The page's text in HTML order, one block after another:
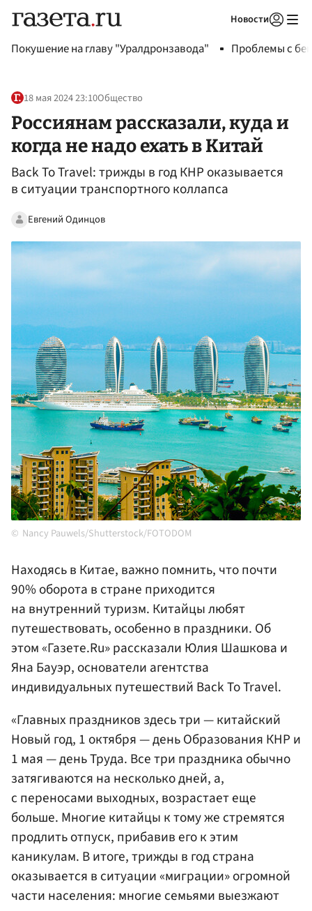
Новости
Покушение на главу "Уралдронзавода" Проблемы с
18 мая 2024 23:10Общество
Россиянам рассказали, куда и
когда не надо ехать в Китай
Back To Travel: трижды в год КНР оказывается
в ситуации транспортного коллапса
Евгений Одинцов
Nancy Pauwels/Shutterstock/FOTODOM
Находясь в Китае, важно помнить, что почти
90% оборота в стране приходится
на внутренний туризм. Китайцы любят
путешествовать, особенно в праздники. Об
этом «Газете.Ru» рассказали Юлия Шашкова и
Яна Бауэр, основатели агентства
индивидуальных путешествий Back To Travel.
«Главных праздников здесь три — китайский
Новый год, 1 октября — день Образования КНР и
1 мая — день Труда. Все три праздника обычно
затягиваются на несколько дней, а,
с переносами выходных, возрастает еще
больше. Многие китайцы к тому же стремятся
продлить отпуск, прибавив его к этим
каникулам. В итоге, трижды в год страна
оказывается в ситуации «миграции» огромной
части населения: многие семьями выезжают